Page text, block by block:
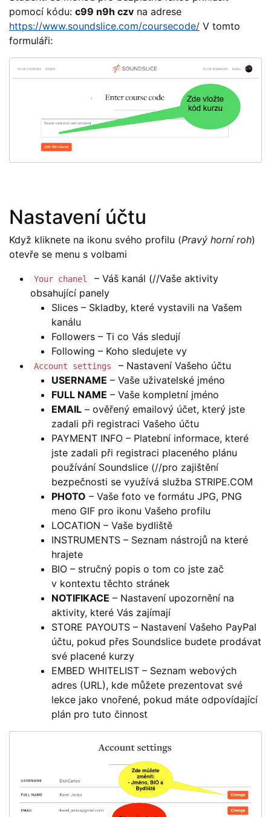
pomocí kódu: c99 n9h czv na adrese
https://www.soundslice.com/coursecode/ V tomto
formuláři:
Nastavení účtu
Když kliknete na ikonu svého profilu (Pravý horní roh)
otevře se menu s volbami
Your chanel
– Váš kanál (//Vaše aktivity
obsahující panely
Slices – Skladby, které vystavili na Vašem
kanálu
Followers – Ti co Vás sledují
Following – Koho sledujete vy
Account settings
– Nastavení Vašeho účtu
USERNAME – Vaše uživatelské jméno
FULL NAME – Vaše kompletní jméno
EMAIL– ověřený emailový účet, který jste
zadali při registraci Vašeho účtu
PAYMENT INFO – Platební informace, které
jste zadali při registraci placeného plánu
používání Soundslice (//pro zajištění
bezpečnosti se využívá služba STRIPE.COM
PHOTO – Vaše foto ve formátu JPG, PNG
meno GIF pro ikonu Vašeho profilu
LOCATION – Vaše bydliště
INSTRUMENTS – Seznam nástrojů na které
hrajete
BIO – stručný popis o tom co jste zač
v kontextu těchto stránek
NOTIFIKACE – Nastavení upozornění na
aktivity, které Vás zajímají
STORE PAYOUTS – Nastavení Vašeho PayPal
účtu, pokud přes Soundslice budete prodávat
své placené kurzy
EMBED WHITELIST – Seznam webových
adres (URL), kde můžete prezentovat své
lekce jako vnořené, pokud máte odpovídající
plán pro tuto činnost